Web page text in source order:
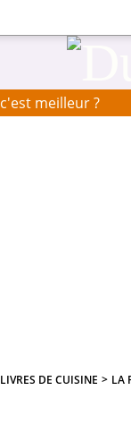
meilleur ?
LIVRES DE CUISINE > LA